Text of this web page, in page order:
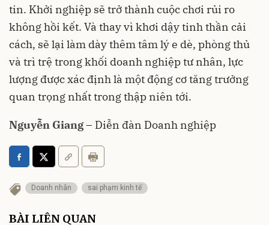
tin. Khởi nghiệp sẽ trở thành cuộc chơi rủi ro
không hồi kết. Và thay vì khơi dậy tinh thần cải
cách, sẽ lại làm dày thêm tâm lý e dè, phòng thủ
và trì trệ trong khối doanh nghiệp tư nhân, lực
lượng được xác định là một động cơ tăng trưởng
quan trọng nhất trong thập niên tới.
Nguyễn Giang– Diễn đàn Doanh nghiệp
Doanh nhân sai phạm kinh tế
BÀI LIÊN QUAN